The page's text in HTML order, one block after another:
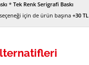
*Tek Renk Serigrafi Baskı
için de ürün başına+30 TL